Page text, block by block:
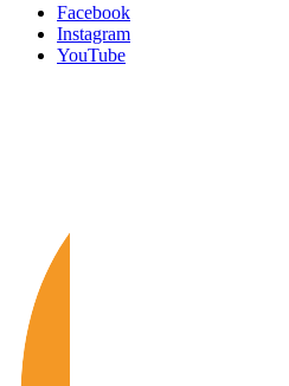
Facebook
Instagram
YouTube